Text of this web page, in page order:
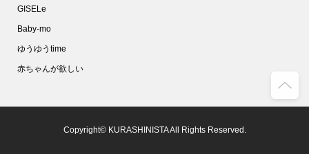
GISELe
Baby-mo
ゆうゆうtime
赤ちゃんが欲しい
Copyright© KURASHINISTA All Rights Reserved.